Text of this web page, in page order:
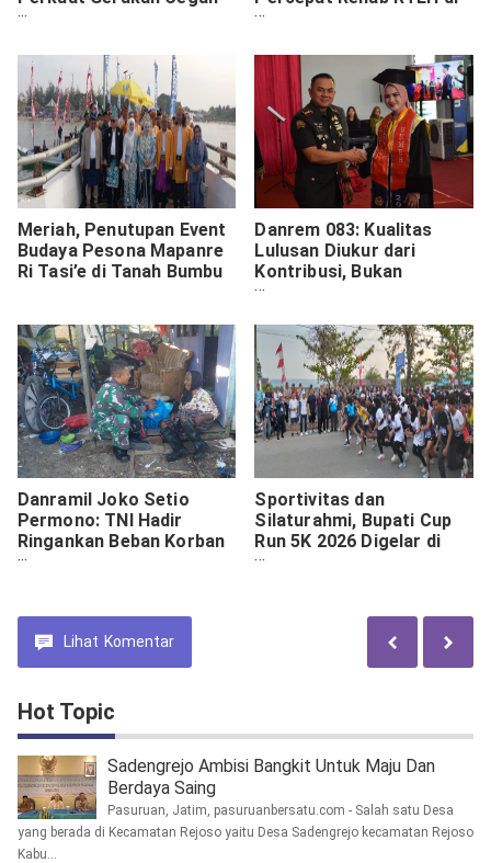
Karhutla dan Narkoba di
Desa Pempatan
Meriah, Penutupan Event
Budaya Pesona Mapanre
Ri Tasi’e di Tanah Bumbu
Danrem 083: Kualitas
Lulusan Diukur dari
Kontribusi, Bukan
Sekadar Gelar
Danramil Joko Setio
Permono: TNI Hadir
Ringankan Beban Korban
Kebakaran
Sportivitas dan
Silaturahmi, Bupati Cup
Run 5K 2026 Digelar di
Tanah Bumbu
Lihat Komentar
Hot Topic
Sadengrejo Ambisi Bangkit Untuk Maju Dan
Berdaya Saing
Pasuruan, Jatim, pasuruanbersatu.com - Salah satu Desa
yang berada di Kecamatan Rejoso yaitu Desa Sadengrejo kecamatan Rejoso
Kabu...